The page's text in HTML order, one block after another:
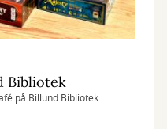
Bibliotek
på Billund Bibliotek.